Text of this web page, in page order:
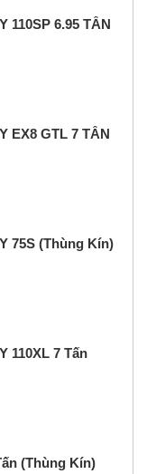
110SP 6.95 TẤN
EX8 GTL 7 TẤN
75S (Thùng Kín)
110XL 7 Tấn
(Thùng Kín)